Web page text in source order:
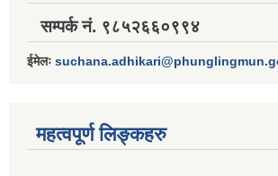
सम्पर्क नं. ९८५२६६०९९४
ईमेलः
महत्वपूर्ण लिङ्कहरु